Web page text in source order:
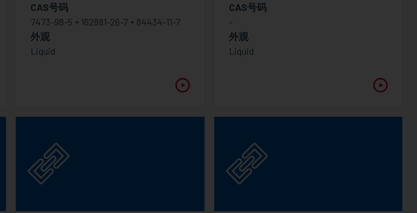
CAS号码
7473-98-5 + 162881-26-7 + 84434-11-7
外观
Liquid
CAS号码
-
外观
Liquid